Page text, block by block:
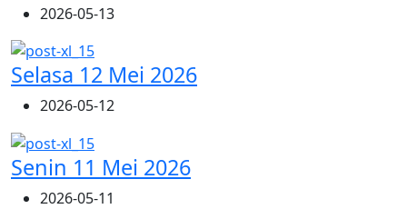
2026-05-13
Selasa 12 Mei 2026
2026-05-12
Senin 11 Mei 2026
2026-05-11